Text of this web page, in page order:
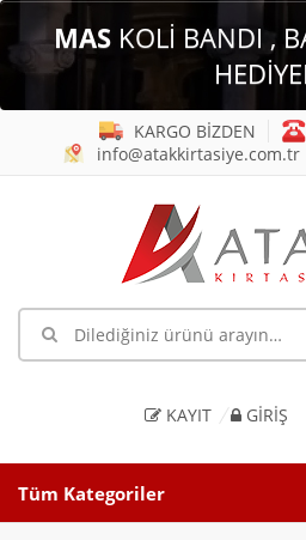
MAS KOLİ BANDI ,
KARGO BİZDEN
info@atakkirtasiye.com.tr
KAYIT GIRIŞ
Tüm Kategoriler